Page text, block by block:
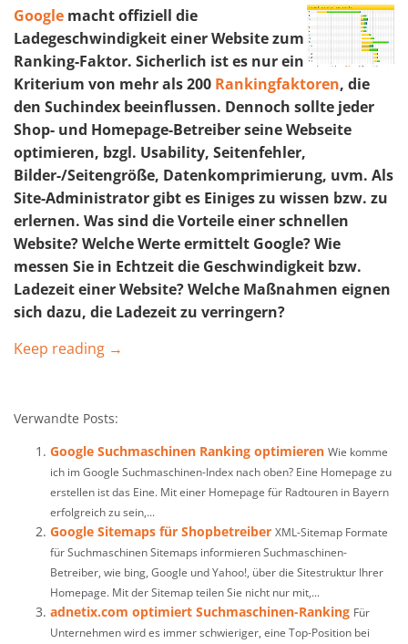
Google macht offiziell die
Ladegeschwindigkeit einer Website zum
Ranking-Faktor. Sicherlich ist es nur ein
Kriterium von mehr als 200 Rankingfaktoren, die
den Suchindex beeinflussen. Dennoch sollte jeder
Shop- und Homepage-Betreiber seine Webseite
optimieren, bzgl. Usability, Seitenfehler,
Bilder-/Seitengröße, Datenkomprimierung, uvm. Als
Site-Administrator gibt es Einiges zu wissen bzw. zu
erlernen. Was sind die Vorteile einer schnellen
Website? Welche Werte ermittelt Google? Wie
messen Sie in Echtzeit die Geschwindigkeit bzw.
Ladezeit einer Website? Welche Maßnahmen eignen
sich dazu, die Ladezeit zu verringern?
Keep reading →
Verwandte Posts:
Google Suchmaschinen Ranking optimieren Wie komme
ich im Google Suchmaschinen-Index nach oben? Eine Homepage zu
erstellen ist das Eine. Mit einer Homepage für Radtouren in Bayern
erfolgreich zu sein,...
Google Sitemaps für Shopbetreiber XML-Sitemap Formate
für Suchmaschinen Sitemaps informieren Suchmaschinen-
Betreiber, wie bing, Google und Yahoo!, über die Sitestruktur Ihrer
Homepage. Mit der Sitemap teilen Sie nicht nur mit,...
adnetix.com optimiert Suchmaschinen-Ranking Für
Unternehmen wird es immer schwieriger, eine Top-Position bei